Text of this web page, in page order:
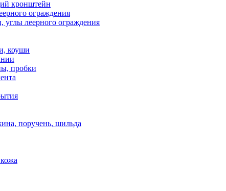
кронштейн
ограждения
углы леерного ограждения
коуши
пробки
поручень, шильда